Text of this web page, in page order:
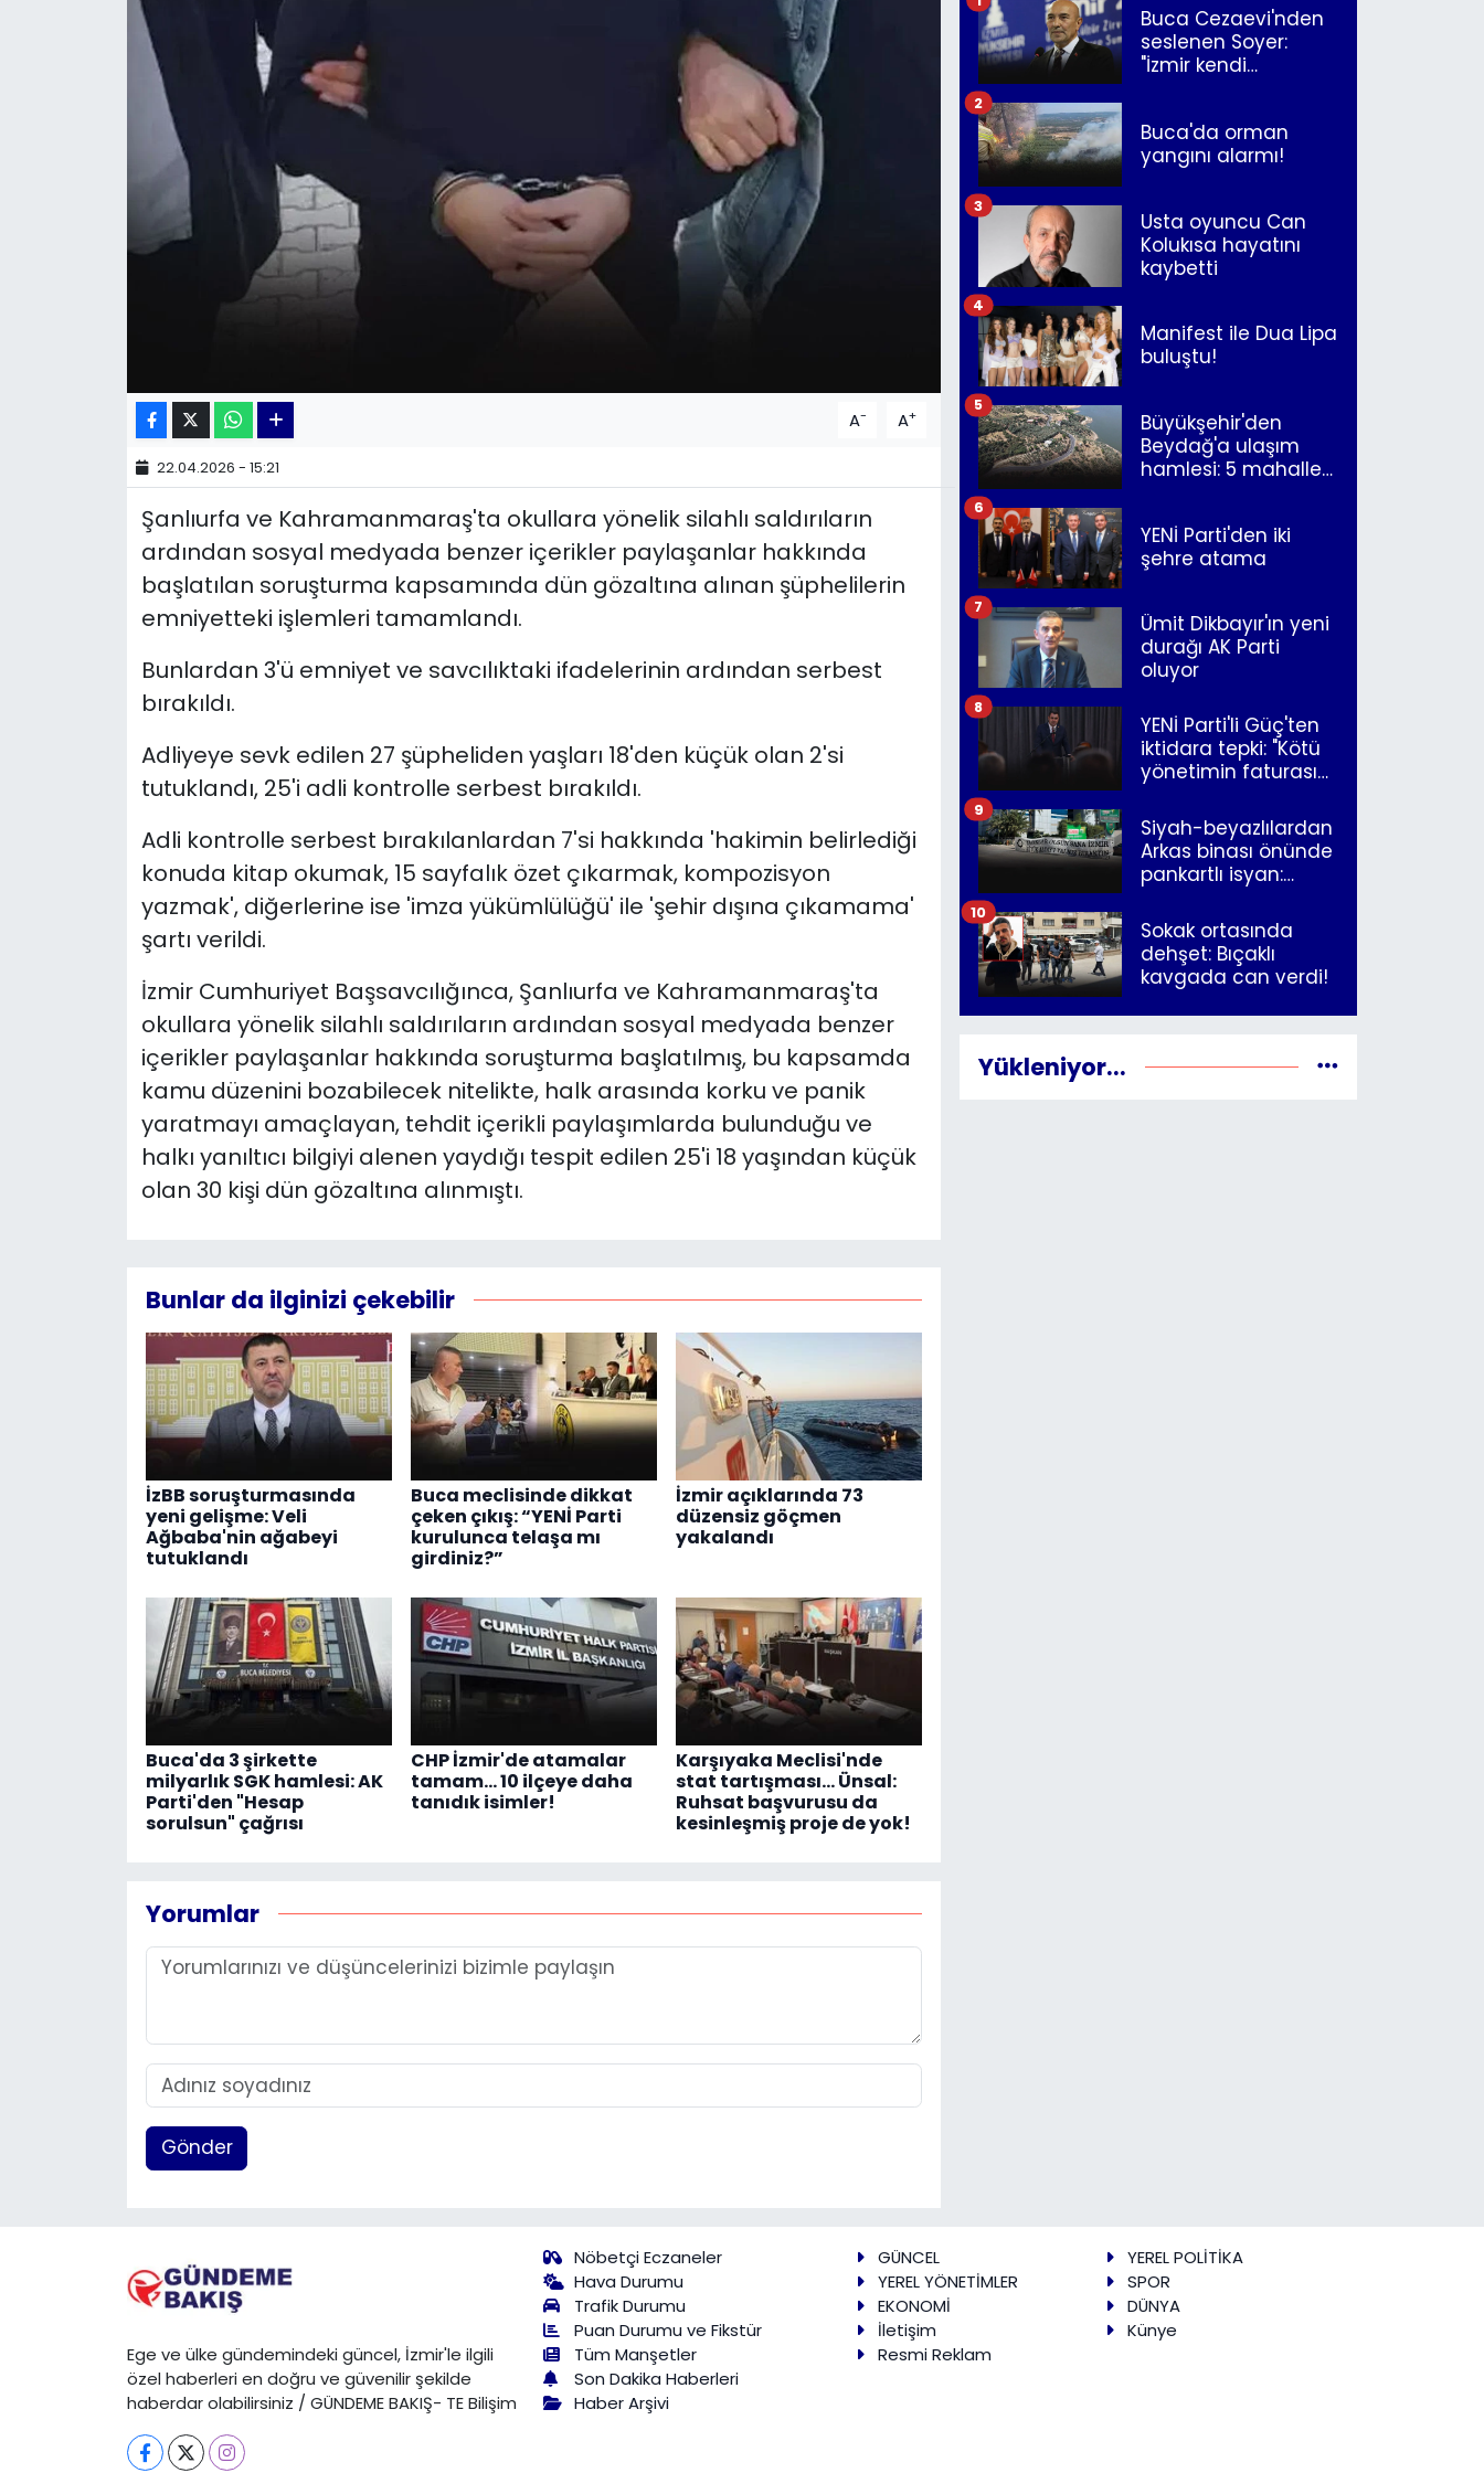
A- A+
22.04.2026 - 15:21
Şanlıurfa ve Kahramanmaraş'ta okullara yönelik silahlı saldırıların
ardından sosyal medyada benzer içerikler paylaşanlar hakkında
başlatılan soruşturma kapsamında dün gözaltına alınan şüphelilerin
emniyetteki işlemleri tamamlandı.
Bunlardan 3'ü emniyet ve savcılıktaki ifadelerinin ardından serbest
bırakıldı.
Adliyeye sevk edilen 27 şüpheliden yaşları 18'den küçük olan 2'si
tutuklandı, 25'i adli kontrolle serbest bırakıldı.
Adli kontrolle serbest bırakılanlardan 7'si hakkında 'hakimin belirlediği
konuda kitap okumak, 15 sayfalık özet çıkarmak, kompozisyon
yazmak', diğerlerine ise 'imza yükümlülüğü' ile 'şehir dışına çıkamama'
şartı verildi.
İzmir Cumhuriyet Başsavcılığınca, Şanlıurfa ve Kahramanmaraş'ta
okullara yönelik silahlı saldırıların ardından sosyal medyada benzer
içerikler paylaşanlar hakkında soruşturma başlatılmış, bu kapsamda
kamu düzenini bozabilecek nitelikte, halk arasında korku ve panik
yaratmayı amaçlayan, tehdit içerikli paylaşımlarda bulunduğu ve
halkı yanıltıcı bilgiyi alenen yaydığı tespit edilen 25'i 18 yaşından küçük
olan 30 kişi dün gözaltına alınmıştı.
Bunlar da ilginizi çekebilir
İzBB soruşturmasında
yeni gelişme: Veli
Ağbaba'nin ağabeyi
tutuklandı
Buca meclisinde dikkat
çeken çıkış: “YENİ Parti
kurulunca telaşa mı
girdiniz?”
İzmir açıklarında 73
düzensiz göçmen
yakalandı
Buca'da 3 şirkette
milyarlık SGK hamlesi: AK
Parti'den "Hesap
sorulsun" çağrısı
CHP İzmir'de atamalar
tamam... 10 ilçeye daha
tanıdık isimler!
Karşıyaka Meclisi'nde
stat tartışması... Ünsal:
Ruhsat başvurusu da
kesinleşmiş proje de yok!
Yorumlar
Gönder
Buca Cezaevi'nden
seslenen Soyer:
"İzmir kendi
Buca'da orman
yangını alarmı!
2
Usta oyuncu Can
Kolukısa hayatını
kaybetti
3
Manifest ile Dua Lipa
buluştu!
4
Büyükşehir'den
Beydağ'a ulaşım
hamlesi: 5 mahalle
5
YENİ Parti'den iki
şehre atama
6
Ümit Dikbayır'ın yeni
durağı AK Parti
oluyor
7
YENİ Parti'li Güç'ten
iktidara tepki: "Kötü
yönetimin faturasını
8
Siyah-beyazlılardan
Arkas binası önünde
pankartlı isyan:
İzmir"
9
Sokak ortasında
dehşet: Bıçaklı
kavgada can verdi!
10
Yükleniyor...
Ege ve ülke gündemindeki güncel, İzmir'le ilgili
özel haberleri en doğru ve güvenilir şekilde
haberdar olabilirsiniz / GÜNDEME BAKIŞ- TE Bilişim
Nöbetçi Eczaneler
Hava Durumu
Trafik Durumu
Puan Durumu ve Fikstür
Tüm Manşetler
Son Dakika Haberleri
Haber Arşivi
GÜNCEL
YEREL POLİTİKA
YEREL YÖNETİMLER
SPOR
EKONOMİ
DÜNYA
İletişim
Künye
Resmi Reklam
KÜLTÜR SANAT
YEREL POLİTİKA
YEREL YÖNETİMLER